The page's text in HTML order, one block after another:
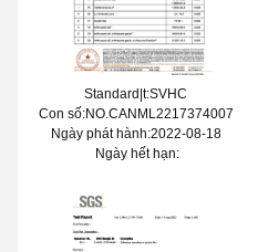
Standard|t:SVHC
Con số:NO.CANML2217374007
Ngày phát hành:2022-08-18
Ngày hết hạn: